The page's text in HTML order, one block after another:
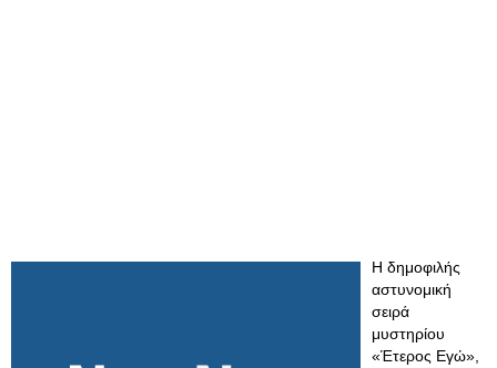
Η δημοφιλής
αστυνομική
σειρά
μυστηρίου
«Έτερος Εγώ»,